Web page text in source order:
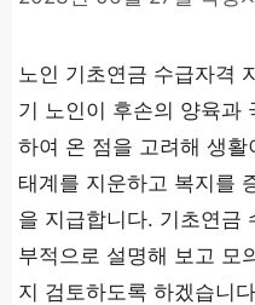
노인 기초연금 수급자격
기 노인이 후손의 양육과
하여 온 점을 고려해 생
태계를 지운하고 복지를
을 지급합니다. 기초연금
부적으로 설명해 보고 모
지 검토하도록 하겠습니